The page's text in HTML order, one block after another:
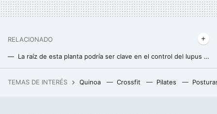
RELACIONADO
La raíz de esta planta podría ser clave en el control del lupus o la diabetes, según un estudio
TEMAS DE INTERÉS Quinoa Crossfit Pilates